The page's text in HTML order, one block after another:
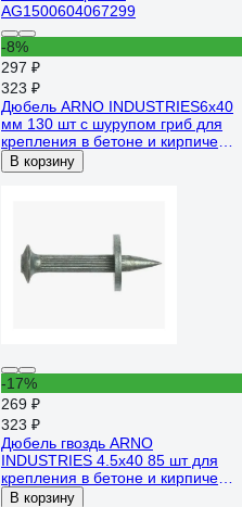
-8%
297 ₽
323 ₽
Дюбель ARNO INDUSTRIES6х40
мм 130 шт с шурупом гриб для
крепления в бетоне и кирпиче
AG1500604067299
В корзину
-17%
269 ₽
323 ₽
Дюбель гвоздь ARNO
INDUSTRIES 4.5х40 85 шт для
крепления в бетоне и кирпиче
ТУ14-4-1731 AG0004504031001
В корзину